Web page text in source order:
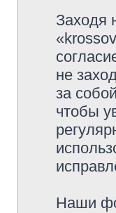
Заходя
не
за
чтобы
Наши